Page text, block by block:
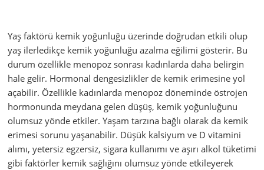
Yaş faktörü kemik yoğunluğu üzerinde doğrudan etkili olup
yaş ilerledikçe kemik yoğunluğu azalma eğilimi gösterir. Bu
durum özellikle menopoz sonrası kadınlarda daha belirgin
hale gelir. Hormonal dengesizlikler de kemik erimesine yol
açabilir. Özellikle kadınlarda menopoz döneminde östrojen
hormonunda meydana gelen düşüş, kemik yoğunluğunu
olumsuz yönde etkiler. Yaşam tarzına bağlı olarak da kemik
erimesi sorunu yaşanabilir. Düşük kalsiyum ve D vitamini
alımı, yetersiz egzersiz, sigara kullanımı ve aşırı alkol tüketimi
gibi faktörler kemik sağlığını olumsuz yönde etkileyerek